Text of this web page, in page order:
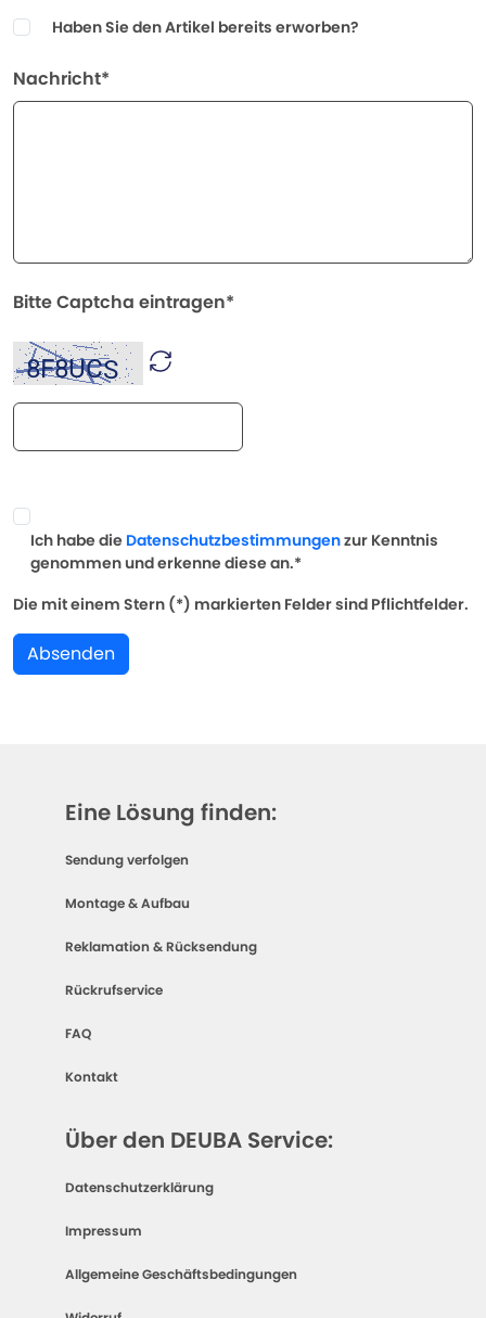
Haben Sie den Artikel bereits erworben?
Nachricht*
Bitte Captcha eintragen*
Ich habe die Datenschutzbestimmungenzur Kenntnis
genommen und erkenne diese an.*
Die mit einem Stern (*) markierten Felder sind Pflichtfelder.
Absenden
Eine Lösung finden:
Sendung verfolgen
Montage & Aufbau
Reklamation & Rücksendung
Rückrufservice
FAQ
Kontakt
Über den DEUBA Service:
Datenschutzerklärung
Impressum
Allgemeine Geschäftsbedingungen